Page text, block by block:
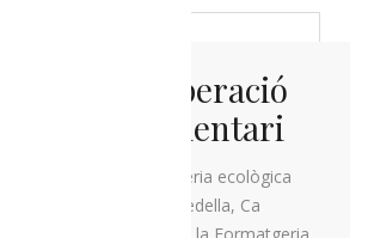
de la recuperació
alimentari
visitarem una ramaderia ecològica
en carn de vedella, Ca